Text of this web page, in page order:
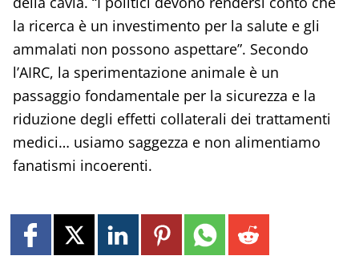
la ricerca è un investimento per la salute e gli
ammalati non possono aspettare”. Secondo
l’AIRC, la sperimentazione animale è un
passaggio fondamentale per la sicurezza e la
riduzione degli effetti collaterali dei trattamenti
medici… usiamo saggezza e non alimentiamo
fanatismi incoerenti.